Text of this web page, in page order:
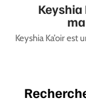
Keyshia Ka’oir